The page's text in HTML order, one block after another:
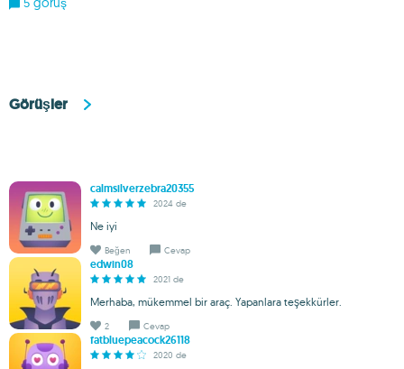
Görüşler
calmsilverzebra20355
2024 de
Ne iyi
Beğen Cevap
edwin08
2021 de
Merhaba, mükemmel bir araç. Yapanlara teşekkürler.
2 Cevap
fatbluepeacock26118
2020 de